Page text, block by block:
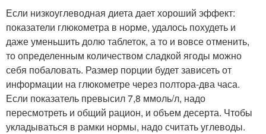
Если низкоуглеводная диета дает хороший эффект:
показатели глюкометра в норме, удалось похудеть и
даже уменьшить долю таблеток, а то и вовсе отменить,
то определенным количеством сладкой ягоды можно
себя побаловать. Размер порции будет зависеть от
информации на глюкометре через полтора-два часа.
Если показатель превысил 7,8 ммоль/л, надо
пересмотреть и общий рацион, и объем десерта. Чтобы
укладываться в рамки нормы, надо считать углеводы.